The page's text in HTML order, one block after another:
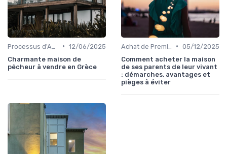
• 12/06/2025
Charmante maison de
pêcheur à vendre en Grèce
• 05/12/2025
Comment acheter la maison
de ses parents de leur vivant
: démarches, avantages et
pièges à éviter